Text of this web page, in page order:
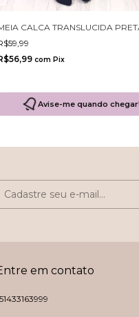
CALCA TRANSLUCIDA
com Pix
Avise-me quando
em contato